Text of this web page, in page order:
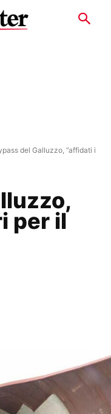
del Galluzzo, ”affidati i
per il